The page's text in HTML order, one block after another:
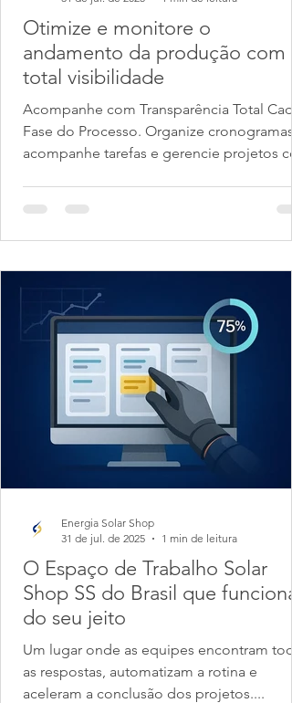
Otimize e monitore o
andamento da produção com
total visibilidade
Acompanhe com Transparência Total Cada
Fase do Processo. Organize cronogramas,
acompanhe tarefas e gerencie projetos
O Espaço de Trabalho Solar
Shop SS do Brasil que funciona
do seu jeito
Um lugar onde as equipes encontram
as respostas, automatizam a rotina e
aceleram a conclusão dos projetos....
Energia Solar Shop
31 de jul. de 2025
1 min de leitura